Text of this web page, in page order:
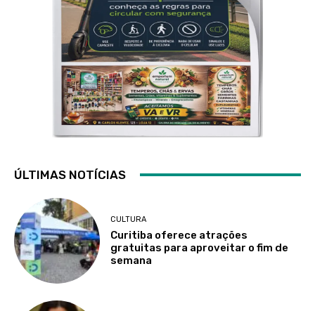
ÚLTIMAS NOTÍCIAS
CULTURA
Curitiba oferece atrações
gratuitas para aproveitar o fim de
semana